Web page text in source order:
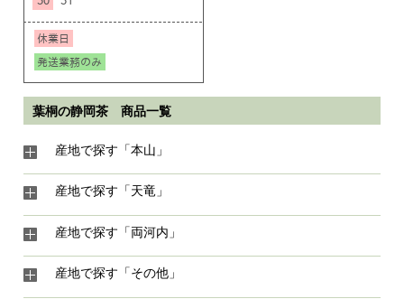
葉桐の静岡茶 商品一覧
産地で探す「本山」
産地で探す「天竜」
産地で探す「両河内」
産地で探す「その他」